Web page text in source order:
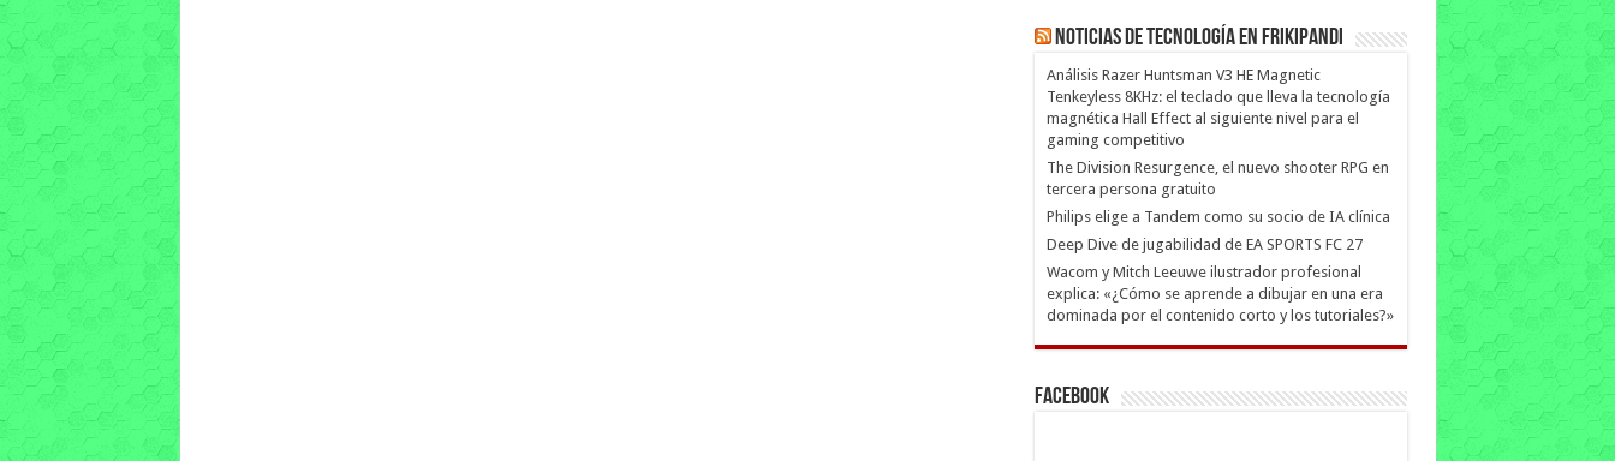
Noticias de Tecnología en Frikipandi
Análisis Razer Huntsman V3 HE Magnetic
Tenkeyless 8KHz: el teclado que lleva la tecnología
magnética Hall Effect al siguiente nivel para el
gaming competitivo
The Division Resurgence, el nuevo shooter RPG en
tercera persona gratuito
Philips elige a Tandem como su socio de IA clínica
Deep Dive de jugabilidad de EA SPORTS FC 27
Wacom y Mitch Leeuwe ilustrador profesional
explica: «¿Cómo se aprende a dibujar en una era
dominada por el contenido corto y los tutoriales?»
Facebook